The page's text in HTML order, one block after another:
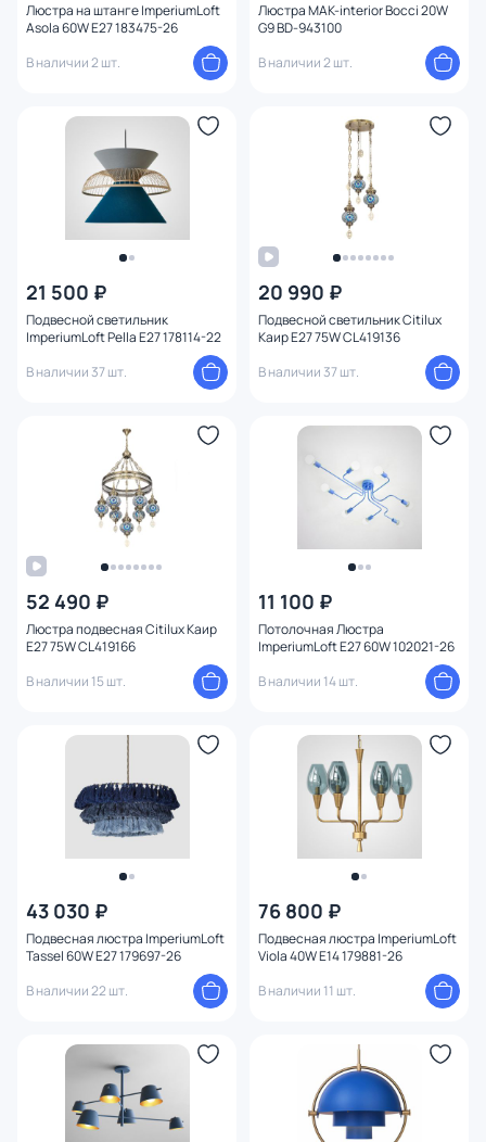
Люстра на штанге ImperiumLoft
Asola 60W E27 183475-26
В наличии 2 шт.
Люстра MAK-interior Bocci 20W
G9 BD-943100
В наличии 2 шт.
21 500 ₽
Подвесной светильник
ImperiumLoft Pella E27 178114-22
В наличии 37 шт.
20 990 ₽
Подвесной светильник Citilux
Каир E27 75W CL419136
В наличии 37 шт.
52 490 ₽
Люстра подвесная Citilux Каир
E27 75W CL419166
В наличии 15 шт.
11 100 ₽
Потолочная Люстра
ImperiumLoft E27 60W 102021-26
В наличии 14 шт.
43 030 ₽
Подвесная люстра ImperiumLoft
Tassel 60W E27 179697-26
В наличии 22 шт.
76 800 ₽
Подвесная люстра ImperiumLoft
Viola 40W E14 179881-26
В наличии 11 шт.
Способ крепления
Мощность ламп